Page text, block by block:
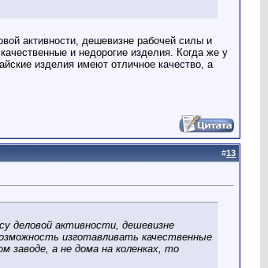
активности, дешевизне рабочей силы и
и недорогие изделия. Когда же у
изделия имеют отличное качество, а
#13
деловой активности, дешевизне
изготавливать качественные
заводе, а не дома на коленках, то